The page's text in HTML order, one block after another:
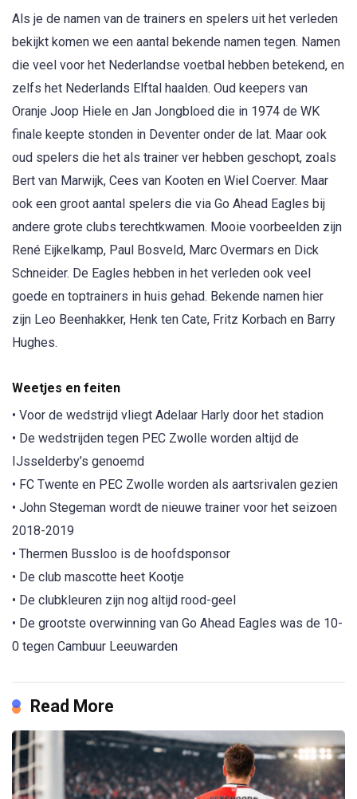
Als je de namen van de trainers en spelers uit het verleden
bekijkt komen we een aantal bekende namen tegen. Namen
die veel voor het Nederlandse voetbal hebben betekend, en
zelfs het Nederlands Elftal haalden. Oud keepers van
Oranje Joop Hiele en Jan Jongbloed die in 1974 de WK
finale keepte stonden in Deventer onder de lat. Maar ook
oud spelers die het als trainer ver hebben geschopt, zoals
Bert van Marwijk, Cees van Kooten en Wiel Coerver. Maar
ook een groot aantal spelers die via Go Ahead Eagles bij
andere grote clubs terechtkwamen. Mooie voorbeelden zijn
René Eijkelkamp, Paul Bosveld, Marc Overmars en Dick
Schneider. De Eagles hebben in het verleden ook veel
goede en toptrainers in huis gehad. Bekende namen hier
zijn Leo Beenhakker, Henk ten Cate, Fritz Korbach en Barry
Hughes.
Weetjes en feiten
• Voor de wedstrijd vliegt Adelaar Harly door het stadion
• De wedstrijden tegen PEC Zwolle worden altijd de
IJsselderby’s genoemd
• FC Twente en PEC Zwolle worden als aartsrivalen gezien
• John Stegeman wordt de nieuwe trainer voor het seizoen
2018-2019
• Thermen Bussloo is de hoofdsponsor
• De club mascotte heet Kootje
• De clubkleuren zijn nog altijd rood-geel
• De grootste overwinning van Go Ahead Eagles was de 10-
0 tegen Cambuur Leeuwarden
Read More